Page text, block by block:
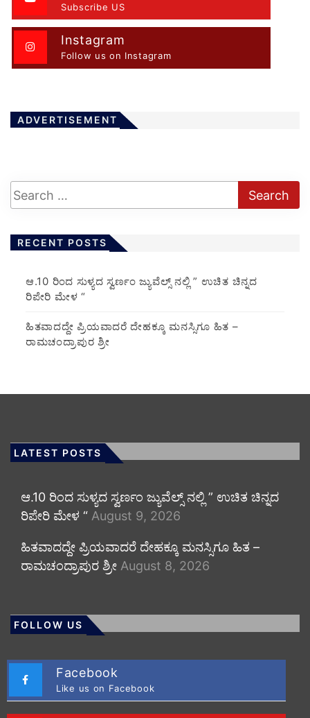
Subscribe US
Instagram
Follow us on Instagram
ADVERTISEMENT
RECENT POSTS
ಆ.10 ರಿಂದ ಸುಳ್ಯದ ಸ್ವರ್ಣಂ ಜ್ಯುವೆಲ್ಸ್ ನಲ್ಲಿ ” ಉಚಿತ ಚಿನ್ನದ
ರಿಪೇರಿ ಮೇಳ “
ಹಿತವಾದದ್ದೇ ಪ್ರಿಯವಾದರೆ ದೇಹಕ್ಕೂ ಮನಸ್ಸಿಗೂ ಹಿತ –
ರಾಮಚಂದ್ರಾಪುರ ಶ್ರೀ
LATEST POSTS
ಆ.10 ರಿಂದ ಸುಳ್ಯದ ಸ್ವರ್ಣಂ ಜ್ಯುವೆಲ್ಸ್ ನಲ್ಲಿ ” ಉಚಿತ ಚಿನ್ನದ
ರಿಪೇರಿ ಮೇಳ “ August 9, 2026
ಹಿತವಾದದ್ದೇ ಪ್ರಿಯವಾದರೆ ದೇಹಕ್ಕೂ ಮನಸ್ಸಿಗೂ ಹಿತ –
ರಾಮಚಂದ್ರಾಪುರ ಶ್ರೀ August 8, 2026
FOLLOW US
Facebook
Like us on Facebook